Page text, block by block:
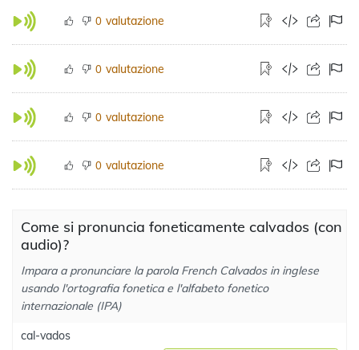
0 valutazione
0 valutazione
0 valutazione
0 valutazione
Come si pronuncia foneticamente calvados (con
audio)?
Impara a pronunciare la parola French Calvados in inglese
usando l'ortografia fonetica e l'alfabeto fonetico
internazionale (IPA)
cal-vados